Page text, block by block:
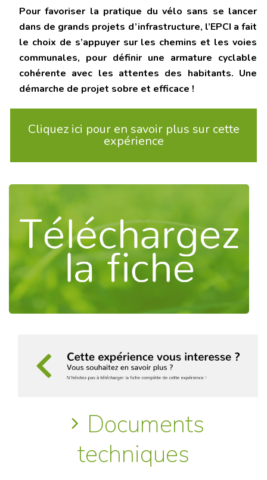
Pour favoriser la pratique du vélo sans se lancer
dans de grands projets d’infrastructure, l’EPCI a fait
le choix de s’appuyer sur les chemins et les voies
communales, pour définir une armature cyclable
cohérente avec les attentes des habitants. Une
démarche de projet sobre et efficace !
Cliquez ici pour en savoir plus sur cette
expérience
Documents
techniques